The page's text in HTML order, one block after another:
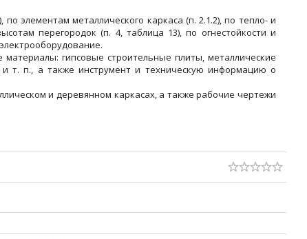
элементам металлического каркаса (п. 2.1.2), по тепло- и
перегородок (п. 4, таблица 13), по огнестойкости и
гипсовые строительные плиты, металлические
т. п., а также инструмент и техническую информацию о
и деревянном каркасах, а также рабочие чертежи